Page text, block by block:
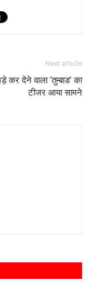
Next article
कर देने वाला ‘तुम्बाड’ का
टीजर आया सामने